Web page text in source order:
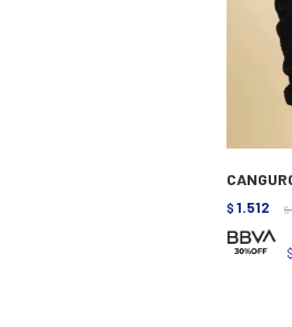
$ 1.512 $
$